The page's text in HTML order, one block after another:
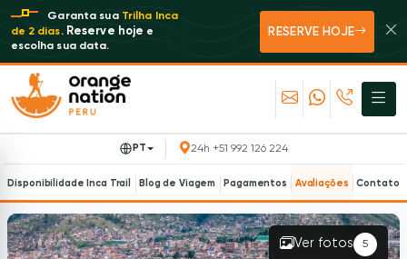
Garanta sua Trilha Inca
de 2 dias. Reserve hoje e
escolha sua data.
RESERVE HOJE
Disponibilidade Inca Trail Blog de Viagem Pagamentos Avaliações Contato
PT 24h +51 992 126 224
Ver fotos 5